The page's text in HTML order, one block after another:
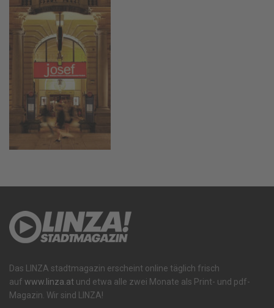
Das LINZA stadtmagazin erscheint online täglich frisch
auf www.linza.at und etwa alle zwei Monate als Print- und pdf-
Magazin. Wir sind LINZA!